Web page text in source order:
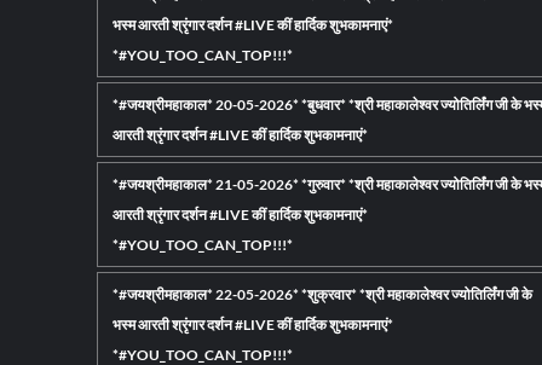
भस्म आरती श्रृंगार दर्शन #LIVE कीं हार्दिक शुभकामनाएं*
*#YOU_TOO_CAN_TOP!!!*
*#जयश्रीमहाकाल* 20-05-2026* *बुधवार* *श्री महाकालेश्वर ज्योतिर्लिंग जी के
आरती श्रृंगार दर्शन #LIVE कीं हार्दिक शुभकामनाएं*
*#जयश्रीमहाकाल* 21-05-2026* *गुरुवार* *श्री महाकालेश्वर ज्योतिर्लिंग जी के
आरती श्रृंगार दर्शन #LIVE कीं हार्दिक शुभकामनाएं*
*#YOU_TOO_CAN_TOP!!!*
*#जयश्रीमहाकाल* 22-05-2026* *शुक्रवार* *श्री महाकालेश्वर ज्योतिर्लिंग जी के
भस्म आरती श्रृंगार दर्शन #LIVE कीं हार्दिक शुभकामनाएं*
*#YOU_TOO_CAN_TOP!!!*